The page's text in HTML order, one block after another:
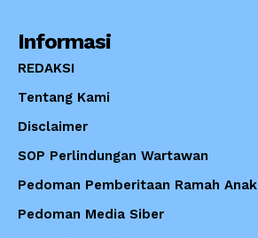
Informasi
REDAKSI
Tentang Kami
Disclaimer
SOP Perlindungan Wartawan
Pedoman Pemberitaan Ramah Anak
Pedoman Media Siber